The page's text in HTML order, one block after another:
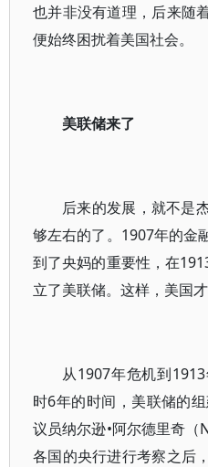
也并非没有道理，后来随
便始终困扰着美国社会。
美联储来了
后来的发展，就不是
够左右的了。1907年的金
到了央妈的重要性，在
立了美联储。这样，美国
从1907年危机到
时6年的时间，美联储的
议员纳尔逊•阿尔德里奇
各国的央行进行考察之后